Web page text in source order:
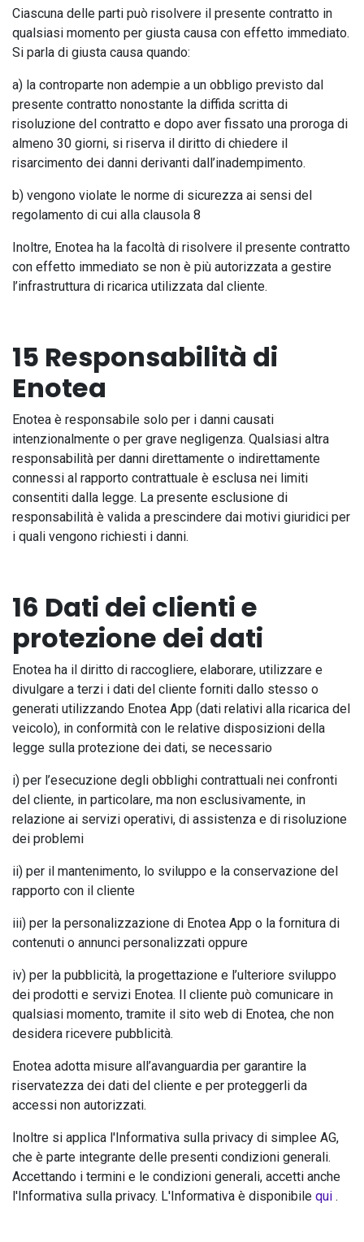
Ciascuna delle parti può risolvere il presente contratto in
qualsiasi momento per giusta causa con effetto immediato.
Si parla di giusta causa quando:
a) la controparte non adempie a un obbligo previsto dal
presente contratto nonostante la diffida scritta di
risoluzione del contratto e dopo aver fissato una proroga di
almeno 30 giorni, si riserva il diritto di chiedere il
risarcimento dei danni derivanti dall’inadempimento.
b) vengono violate le norme di sicurezza ai sensi del
regolamento di cui alla clausola 8
Inoltre, Enotea ha la facoltà di risolvere il presente contratto
con effetto immediato se non è più autorizzata a gestire
l’infrastruttura di ricarica utilizzata dal cliente.
15 Responsabilità di
Enotea
Enotea è responsabile solo per i danni causati
intenzionalmente o per grave negligenza. Qualsiasi altra
responsabilità per danni direttamente o indirettamente
connessi al rapporto contrattuale è esclusa nei limiti
consentiti dalla legge. La presente esclusione di
responsabilità è valida a prescindere dai motivi giuridici per
i quali vengono richiesti i danni.
16 Dati dei clienti e
protezione dei dati
Enotea ha il diritto di raccogliere, elaborare, utilizzare e
divulgare a terzi i dati del cliente forniti dallo stesso o
generati utilizzando Enotea App (dati relativi alla ricarica del
veicolo), in conformità con le relative disposizioni della
legge sulla protezione dei dati, se necessario
i) per l’esecuzione degli obblighi contrattuali nei confronti
del cliente, in particolare, ma non esclusivamente, in
relazione ai servizi operativi, di assistenza e di risoluzione
dei problemi
ii) per il mantenimento, lo sviluppo e la conservazione del
rapporto con il cliente
iii) per la personalizzazione di Enotea App o la fornitura di
contenuti o annunci personalizzati oppure
iv) per la pubblicità, la progettazione e l’ulteriore sviluppo
dei prodotti e servizi Enotea. Il cliente può comunicare in
qualsiasi momento, tramite il sito web di Enotea, che non
desidera ricevere pubblicità.
Enotea adotta misure all’avanguardia per garantire la
riservatezza dei dati del cliente e per proteggerli da
accessi non autorizzati.
Inoltre si applica l'Informativa sulla privacy di simplee AG,
che è parte integrante delle presenti condizioni generali.
Accettando i termini e le condizioni generali, accetti anche
l'Informativa sulla privacy. L'Informativa è disponibile qui .